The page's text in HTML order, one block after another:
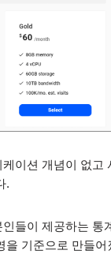
이션 개념이 없고
.
들이 제공하는 통
을 기준으로 만들어